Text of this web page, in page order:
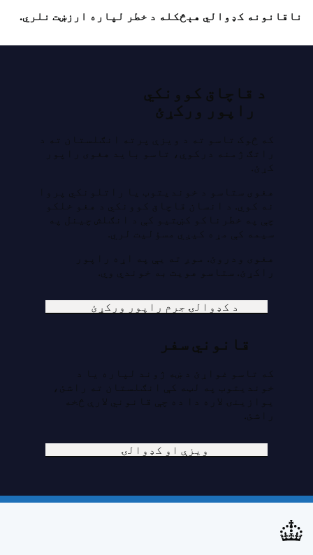
ناقانونه کډوالي هېڅکله د خطر لپاره ارزښت نلري.
د قاچاق کوونکي
راپور ورکړئ
که څوک تاسو ته د ویزې پرته انګلستان ته د
راتګ ژمنه درکوي، تاسو باید هغوی راپور
کړئ.
هغوی ستاسو د خوندیتوب یا راتلونکي پروا
نه کوي. د انسان قاچاق کوونکي د هغو خلکو
چې په خطرناکو کښتیو کې د انګلش چینل په
سیمه کې مړه کیږي مسؤلیت لري.
هغوی ودروئ. موږ ته یې په اړه راپور
راکړئ. ستاسو هویت به خوندي وي.
قانوني سفر
که تاسو غواړئ د ښه ژوند لپاره یا د
خوندیتوب په لټه کې انګلستان ته راشئ،
یوازینۍ لاره دا ده چې قانوني لارې څخه
راشئ.
د کډوالۍ جرم راپور ورکړئ
ویزې او کډوالۍ